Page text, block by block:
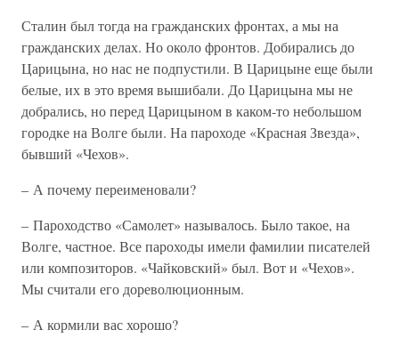
Сталин был тогда на гражданских фронтах, а мы на
гражданских делах. Но около фронтов. Добирались до
Царицына, но нас не подпустили. В Царицыне еще были
белые, их в это время вышибали. До Царицына мы не
добрались, но перед Царицыном в каком-то небольшом
городке на Волге были. На пароходе «Красная Звезда»,
бывший «Чехов».
– А почему переименовали?
– Пароходство «Самолет» называлось. Было такое, на
Волге, частное. Все пароходы имели фамилии писателей
или композиторов. «Чайковский» был. Вот и «Чехов».
Мы считали его дореволюционным.
– А кормили вас хорошо?